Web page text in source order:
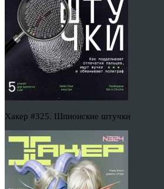
Хакер #325. Шпионские штучки